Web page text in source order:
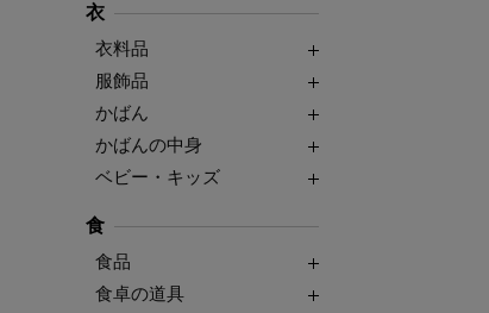
衣
衣料品
服飾品
かばん
かばんの中身
ベビー・キッズ
食
食品
食卓の道具